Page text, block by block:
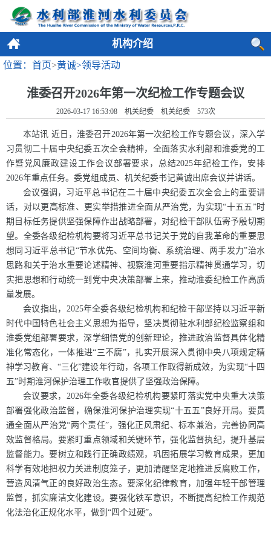
机构介绍
位置：首页>黄诚>领导活动
淮委召开2026年第一次纪检工作专题会议
2026-03-17 16:53:08 机关纪委 机关纪委 573次
本站讯 近日，淮委召开2026年第一次纪检工作专题会议，深入学
习贯彻二十届中央纪委五次全会精神，全面落实水利部和淮委党的工
作暨党风廉政建设工作会议部署要求，总结2025年纪检工作，安排
2026年重点任务。委党组成员、机关纪委书记黄诚出席会议并讲话。
会议强调，习近平总书记在二十届中央纪委五次全会上的重要讲
话，对以更高标准、更实举措推进全面从严治党，为实现“十五五”时
期目标任务提供坚强保障作出战略部署，对纪检干部队伍寄予殷切期
望。全委各级纪检机构要将习近平总书记关于党的自我革命的重要思
想同习近平总书记“节水优先、空间均衡、系统治理、两手发力”治水
思路和关于治水重要论述精神、视察淮河重要指示精神贯通学习，切
实把思想和行动统一到党中央决策部署上来，推动淮委纪检工作高质
量发展。
会议指出，2025年全委各级纪检机构和纪检干部坚持以习近平新
时代中国特色社会主义思想为指导，坚决贯彻驻水利部纪检监察组和
淮委党组部署要求，深学细悟党的创新理论，推进政治监督具体化精
准化常态化，一体推进“三不腐”，扎实开展深入贯彻中央八项规定精
神学习教育、“三化”建设年行动，各项工作取得新成效，为实现“十四
五”时期淮河保护治理工作收官提供了坚强政治保障。
会议要求，2026年全委各级纪检机构要紧盯落实党中央重大决策
部署强化政治监督，确保淮河保护治理实现“十五五”良好开局。要贯
通全面从严治党“两个责任”，强化正风肃纪、标本兼治，完善协同高
效监督格局。要紧盯重点领域和关键环节，强化监督执纪，提升基层
监督能力。要树立和践行正确政绩观，巩固拓展学习教育成果，更加
科学有效地把权力关进制度笼子，更加清醒坚定地推进反腐败工作，
营造风清气正的良好政治生态。要深化纪律教育，加强年轻干部管理
监督，抓实廉洁文化建设。要强化铁军意识，不断提高纪检工作规范
化法治化正规化水平，做到“四个过硬”。